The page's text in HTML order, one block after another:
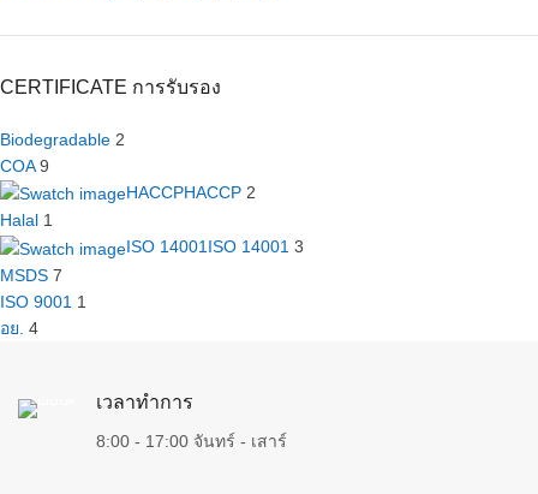
CERTIFICATE การรับรอง
Biodegradable 2
COA 9
HACCPHACCP 2
Halal 1
ISO 14001ISO 14001 3
MSDS 7
ISO 9001 1
อย. 4
เวลาทำการ
8:00 - 17:00 จันทร์ - เสาร์